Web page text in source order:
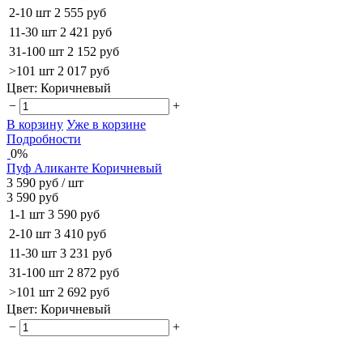
2-10 шт 2 555 руб
11-30 шт 2 421 руб
31-100 шт 2 152 руб
>101 шт 2 017 руб
Цвет: Коричневый
−
+
В корзину Уже в корзине
Подробности
0%
Пуф Аликанте Коричневый
3 590 руб / шт
3 590 руб
1-1 шт 3 590 руб
2-10 шт 3 410 руб
11-30 шт 3 231 руб
31-100 шт 2 872 руб
>101 шт 2 692 руб
Цвет: Коричневый
−
+